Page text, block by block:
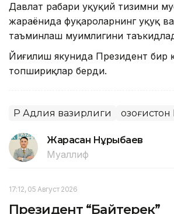
Давлат раҳбари ҳуқуқий тизимни
жараёнида фуқароларнинг ҳуқуқ
таъминлаш муҳимлигини
Йиғилиш якунида Президент бир
топшириқлар берди.
ҚР Адлия вазирлиги
Жарасқан Нұрыбаев
Муаллиф
17:12, 05 Август 2026
Президент “Байтерек”